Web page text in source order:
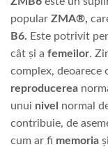
popular ZMA®,
B6. Este potrivit
cât și a femeilor.
complex, deoarece
reproducerea
unui nivel normal
contribuie, de
cum ar fi memoria și